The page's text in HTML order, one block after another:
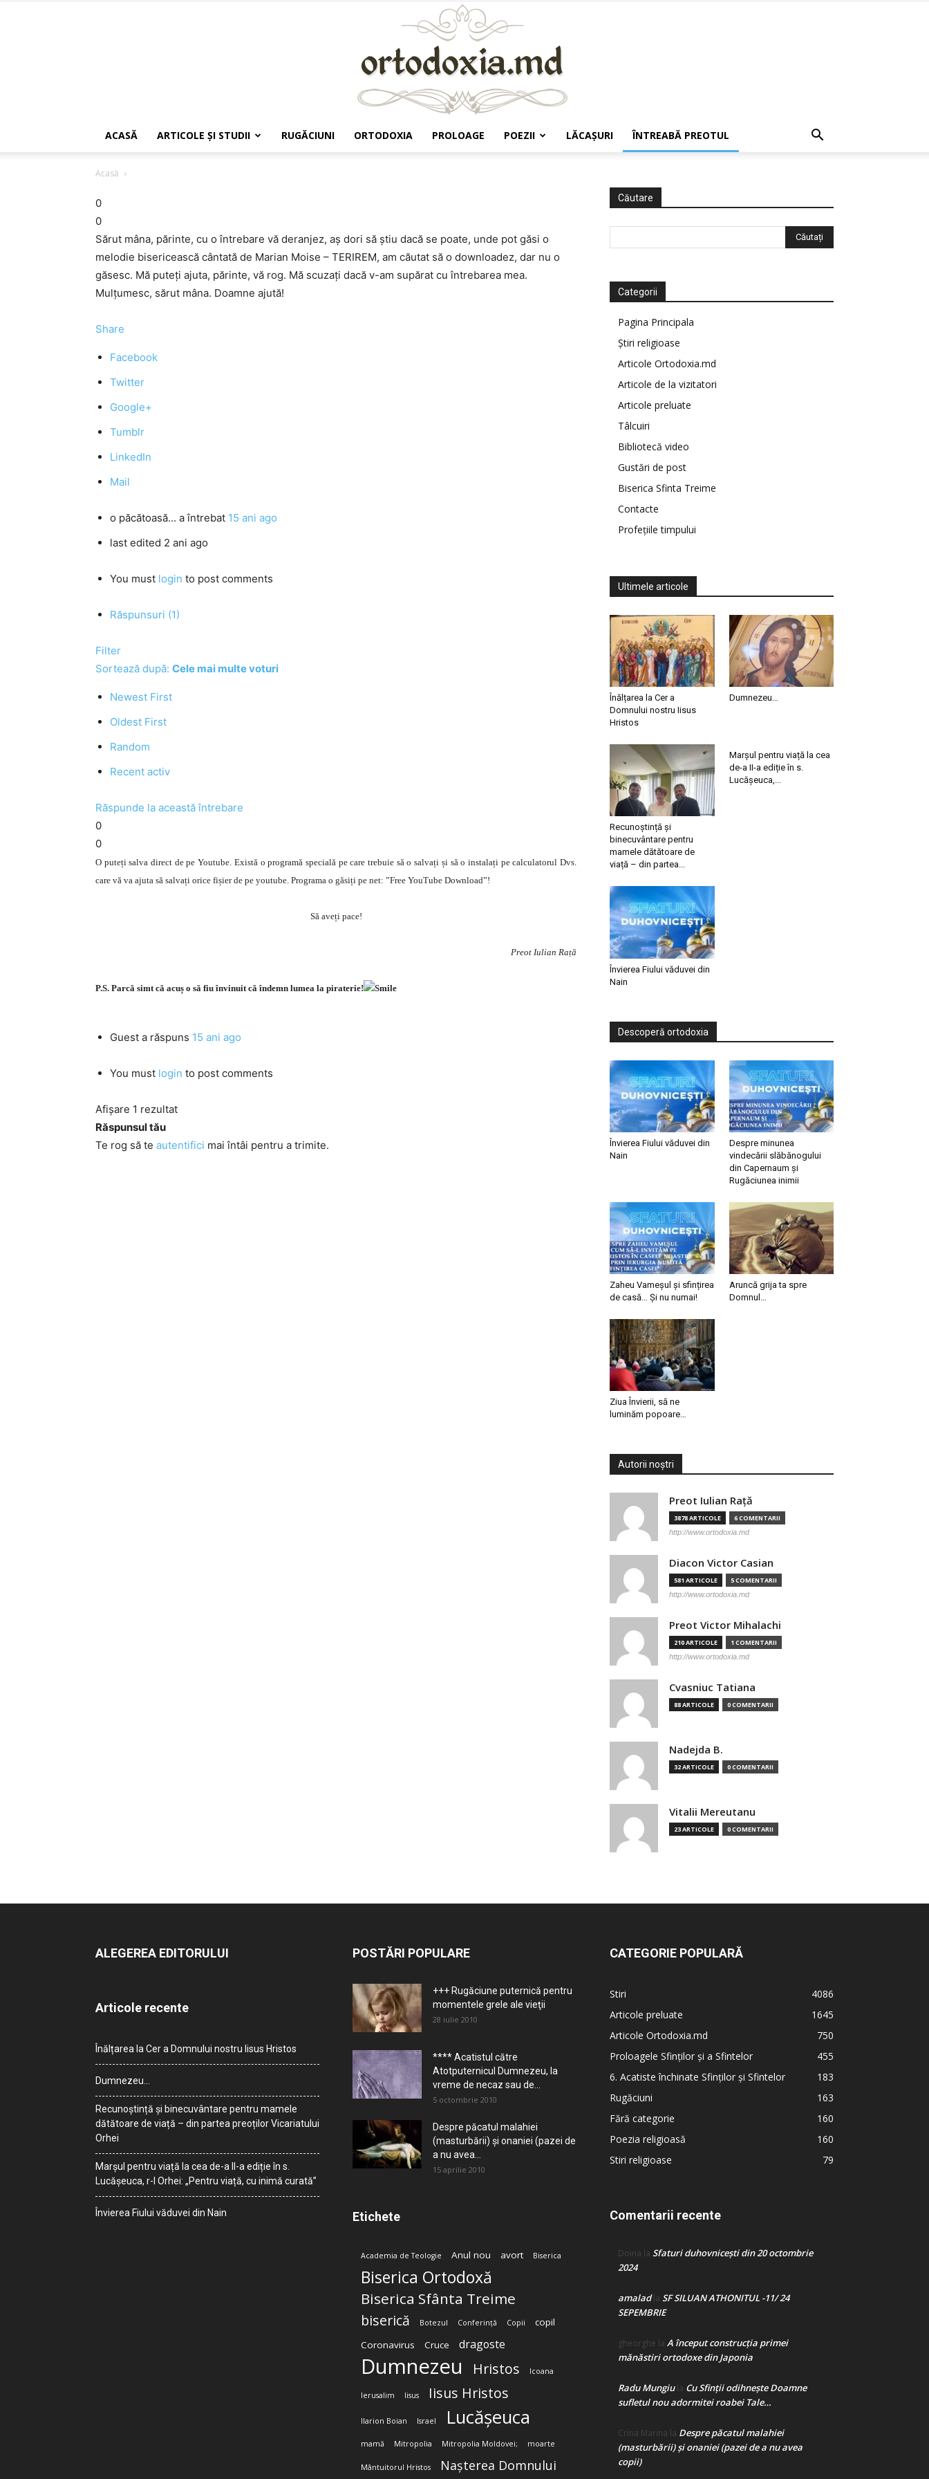
ACASĂ ARTICOLE ŞI STUDII RUGĂCIUNI ORTODOXIA PROLOAGE POEZII LĂCAŞURI ÎNTREABĂ PREOTUL
Acasă
0
0
Sărut mâna, părinte, cu o întrebare vă deranjez, aş dori să ştiu dacă se poate, unde pot găsi o
melodie bisericească cântată de Marian Moise – TERIREM, am căutat să o downloadez, dar nu o
găsesc. Mă puteţi ajuta, părinte, vă rog. Mă scuzaţi dacă v-am supărat cu întrebarea mea.
Mulţumesc, sărut mâna. Doamne ajută!
Share
Facebook
Twitter
Google+
Tumblr
LinkedIn
Mail
o păcătoasă... a întrebat 15 ani ago
last edited 2 ani ago
You must login to post comments
Răspunsuri (1)
Filter
Sortează după: Cele mai multe voturi
Newest First
Oldest First
Random
Recent activ
Răspunde la această întrebare
0
0
O puteți salva direct de pe Youtube. Există o programă specială pe care trebuie să o salvați și să o instalați pe calculatorul Dvs.
care vă va ajuta să salvați orice fișier de pe youtube. Programa o găsiți pe net: ”Free YouTube Download”!
Să aveți pace!
Preot Iulian Rață
P.S. Parcă simt că acuș o să fiu învinuit că îndemn lumea la piraterie!
Guest a răspuns 15 ani ago
You must login to post comments
Afișare 1 rezultat
Răspunsul tău
Te rog să te autentifici mai întâi pentru a trimite.
Căutare
Categorii
Pagina Principala
Știri religioase
Articole Ortodoxia.md
Articole de la vizitatori
Articole preluate
Tâlcuiri
Bibliotecă video
Gustări de post
Biserica Sfinta Treime
Contacte
Profețiile timpului
Ultimele articole
Înălțarea la Cer a
Domnului nostru Iisus
Hristos
Dumnezeu…
Recunoștință și
binecuvântare pentru
mamele dătătoare de
viață – din partea...
Marșul pentru viață la cea
de-a II-a ediție în s.
Lucășeuca,...
Învierea Fiului văduvei din
Nain
Descoperă ortodoxia
Învierea Fiului văduvei din
Nain
Despre minunea
vindecării slăbănogului
din Capernaum și
Rugăciunea inimii
Zaheu Vameșul și sfințirea
de casă… Și nu numai!
Aruncă grija ta spre
Domnul…
Ziua Învierii, să ne
luminăm popoare…
Autorii noștri
Preot Iulian Raţă
3878 ARTICOLE 6 COMENTARII
http://www.ortodoxia.md
Diacon Victor Casian
581 ARTICOLE 5 COMENTARII
http://www.ortodoxia.md
Preot Victor Mihalachi
210 ARTICOLE 1 COMENTARII
http://www.ortodoxia.md
Cvasniuc Tatiana
88 ARTICOLE 0 COMENTARII
Nadejda B.
32 ARTICOLE 0 COMENTARII
Vitalii Mereutanu
23 ARTICOLE 0 COMENTARII
ALEGEREA EDITORULUI
Articole recente
Înălțarea la Cer a Domnului nostru Iisus Hristos
Dumnezeu…
Recunoștință și binecuvântare pentru mamele
dătătoare de viață – din partea preoților Vicariatului
Orhei
Marșul pentru viață la cea de-a II-a ediție în s.
Lucășeuca, r-l Orhei: „Pentru viață, cu inimă curată”
Învierea Fiului văduvei din Nain
POSTĂRI POPULARE
+++ Rugăciune puternică pentru
momentele grele ale vieţii
28 iulie 2010
**** Acatistul către
Atotputernicul Dumnezeu, la
vreme de necaz sau de...
5 octombrie 2010
Despre păcatul malahiei
(masturbării) şi onaniei (pazei de
a nu avea...
15 aprilie 2010
Etichete
Academia de Teologie Anul nou avort Biserica
Biserica Ortodoxă
Biserica Sfânta Treime
biserică Botezul Conferință Copii
copil
Coronavirus
Cruce dragoste
Dumnezeu Hristos Icoana
Ierusalim Iisus Iisus Hristos
Ilarion Boian Israel Lucășeuca
mamă Mitropolia Mitropolia Moldovei; moarte
Mântuitorul Hristos Nașterea Domnului
CATEGORIE POPULARĂ
Stiri
4086
Articole preluate
1645
Articole Ortodoxia.md
750
Proloagele Sfinților și a Sfintelor
455
6. Acatiste închinate Sfinților și Sfintelor
183
Rugăciuni
163
Fără categorie
160
Poezia religioasă
160
Stiri religioase
79
Comentarii recente
Doina la Sfaturi duhovnicești din 20 octombrie
2024
amaladla SF SILUAN ATHONITUL -11/ 24
SEPEMBRIE
gheorghe la A început construcţia primei
mănăstiri ortodoxe din Japonia
Radu Mungiula Cu Sfinții odihnește Doamne
sufletul nou adormitei roabei Tale…
Crina Marina la Despre păcatul malahiei
(masturbării) şi onaniei (pazei de a nu avea
copii)